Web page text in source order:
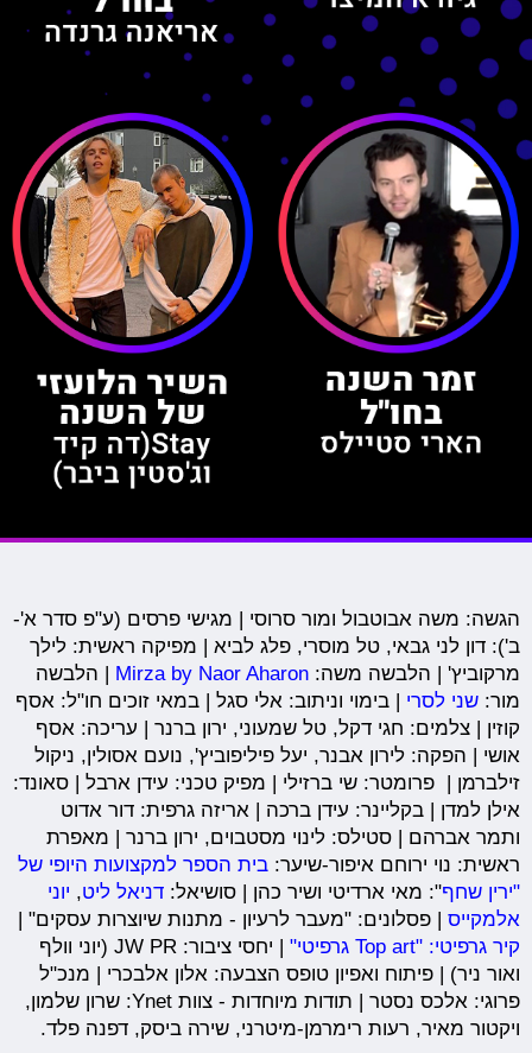
הגשה: משה אבוטבול ומור סרוסי | מגישי פרסים (ע"פ סדר א'-
ב'): דון לני גבאי, טל מוסרי, פלג לביא | מפיקה ראשית: לילך
מרקוביץ' | הלבשה משה:Mirza by Naor Aharon | הלבשה
מור:שני לסרי | בימוי וניתוב: אלי סגל | במאי זוכים חו"ל: אסף
קוזין | צלמים: חגי דקל, טל שמעוני, ירון ברנר | עריכה: אסף
אושי | הפקה: לירון אבנר, יעל פיליפוביץ', נועם אסולין, ניקול
זילברמן | פרומטר: שי ברזילי | מפיק טכני: עידן ארבל | סאונד:
אילן למדן | בקליינר: עידן ברכה | אריזה גרפית: דור אדוט
ותמר אברהם | סטילס: לינוי מסטבוים, ירון ברנר | מאפרת
ראשית: נוי ירוחם איפור-שיער: בית הספר למקצועות היופי של
"ירין שחף": מאי ארדיטי ושיר כהן | סושיאל:דניאל ליט, יוני
אלמקייס | פסלונים: "מעבר לרעיון - מתנות שיוצרות עסקים" |
קיר גרפיטי: "Top art גרפיטי"
| יחסי ציבור: JW PR (יוני וולף
ואור ניר) | פיתוח ואפיון טופס הצבעה: אלון אלבכרי | מנכ"ל
פרוגי: אלכס נסטר | תודות מיוחדות - צוות Ynet: שרון שלמון,
ויקטור מאיר, רעות רימרמן-מיטרני, שירה ביסק, דפנה פלד.